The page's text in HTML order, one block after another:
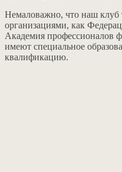
Немаловажно, что наш клуб
организациями, как
Академия профессионалов
имеют специальное
квалификацию.